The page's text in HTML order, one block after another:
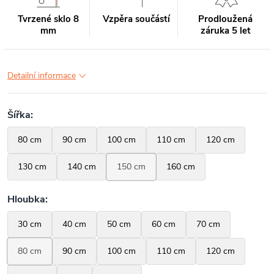
Tvrzené sklo 8
mm
Vzpěra součástí
Prodloužená
záruka 5 let
Detailní informace